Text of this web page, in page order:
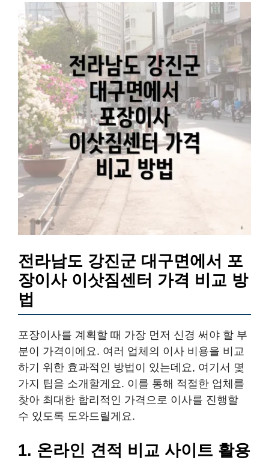
전라남도 강진군 대구면에서 포
장이사 이삿짐센터 가격 비교 방
법
포장이사를 계획할 때 가장 먼저 신경 써야 할 부
분이 가격이에요. 여러 업체의 이사 비용을 비교
하기 위한 효과적인 방법이 있는데요, 여기서 몇
가지 팁을 소개할게요. 이를 통해 적절한 업체를
찾아 최대한 합리적인 가격으로 이사를 진행할
수 있도록 도와드릴게요.
1. 온라인 견적 비교 사이트 활용